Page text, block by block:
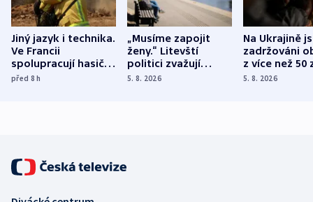
Jiný jazyk i technika.
Ve Francii
spolupracují hasiči z
různých zemí
před 8h
„Musíme zapojit
ženy.“ Litevští
politici zvažují
dohodu o
5. 8. 2026
Na Ukrajině
zadržováni
z více než 50
Bojovali na
5. 8. 2026